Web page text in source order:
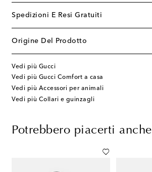
Spedizioni E Resi Gratuiti
Origine Del Prodotto
Vedi più Gucci
Vedi più Gucci Comfort a casa
Vedi più Accessori per animali
Vedi più Collari e guinzagli
Potrebbero piacerti anche